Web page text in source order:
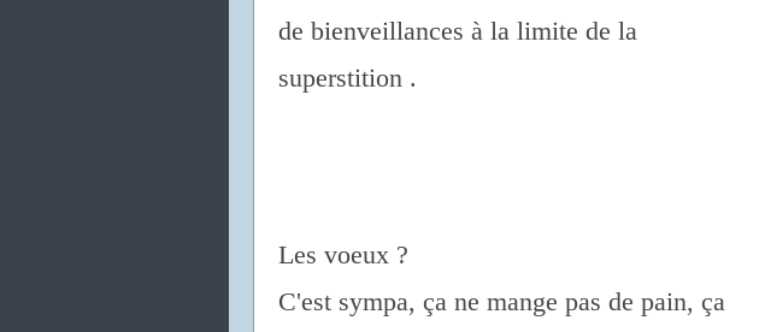
de bienveillances à la limite de la
superstition .
Les voeux ?
C'est sympa, ça ne mange pas de pain, ça